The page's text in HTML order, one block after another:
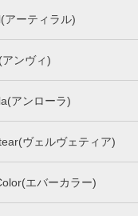
アーティラル)
ンヴィ)
アンローラ)
ヴェルヴェティア)
エバーカラー)